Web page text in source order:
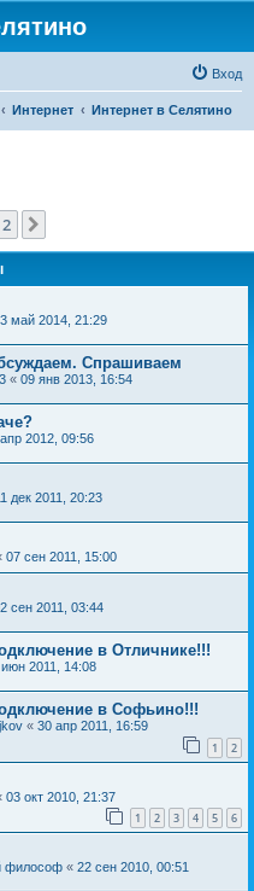
Вход
Интернет Интернет в Селятино
2
май 2014, 21:29
Спрашиваем
« 09 янв 2013, 16:54
2012, 09:56
дек 2011, 20:23
07 сен 2011, 15:00
сен 2011, 03:44
в Отличнике!!!
июн 2011, 14:08
в Софьино!!!
« 30 апр 2011, 16:59
1 2
03 окт 2010, 21:37
1 2 3 4 5 6
философ « 22 сен 2010, 00:51